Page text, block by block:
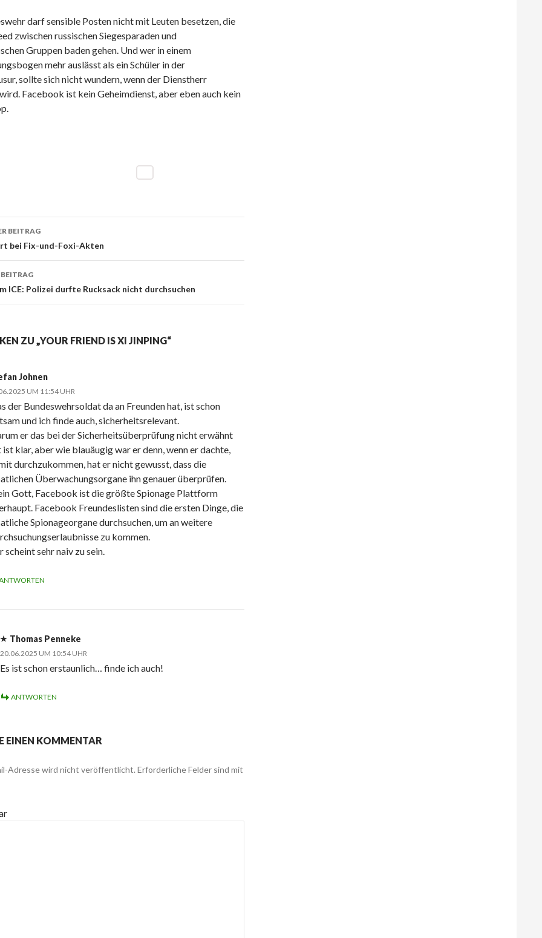
darf sensible Posten nicht mit Leuten besetzen, die
zwischen russischen Siegesparaden und
Gruppen baden gehen. Und wer in einem
mehr auslässt als ein Schüler in der
sollte sich nicht wundern, wenn der Dienstherr
Facebook ist kein Geheimdienst, aber eben auch kein
BEITRAG
bei Fix-und-Foxi-Akten
ICE: Polizei durfte Rucksack nicht durchsuchen
ZU „YOUR FRIEND IS XI JINPING“
Johnen
UM 11:54 UHR
der Bundeswehrsoldat da an Freunden hat, ist schon
und ich finde auch, sicherheitsrelevant.
er das bei der Sicherheitsüberprüfung nicht erwähnt
ist klar, aber wie blauäugig war er denn, wenn er dachte,
durchzukommen, hat er nicht gewusst, dass die
Überwachungsorgane ihn genauer überprüfen.
Gott, Facebook ist die größte Spionage Plattform
Facebook Freundeslisten sind die ersten Dinge, die
Spionageorgane durchsuchen, um an weitere
zu kommen.
scheint sehr naiv zu sein.
Thomas Penneke
20.06.2025 UM 10:54 UHR
Es ist schon erstaunlich… finde ich auch!
ANTWORTEN
EINEN KOMMENTAR
Adresse wird nicht veröffentlicht. Erforderliche Felder sind mit